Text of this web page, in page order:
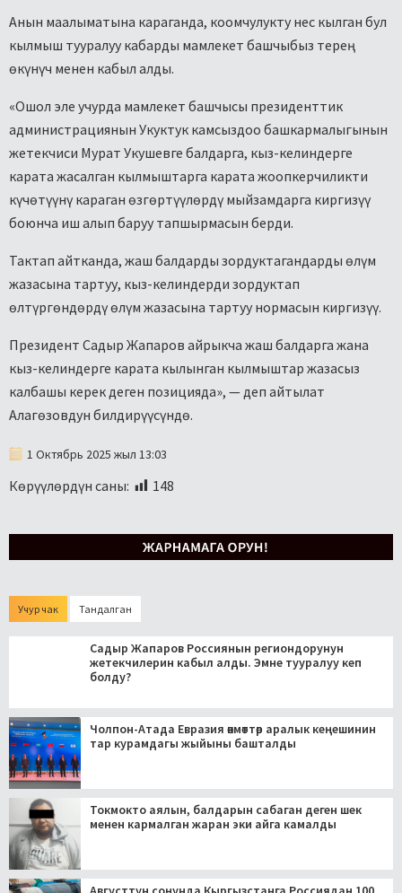
Анын маалыматына караганда, коомчулукту нес кылган бул
кылмыш тууралуу кабарды мамлекет башчыбыз терең
өкүнүч менен кабыл алды.
«Ошол эле учурда мамлекет башчысы президенттик
администрациянын Укуктук камсыздоо башкармалыгынын
жетекчиси Мурат Укушевге балдарга, кыз-келиндерге
карата жасалган кылмыштарга карата жоопкерчиликти
күчөтүүнү караган өзгөртүүлөрдү мыйзамдарга киргизүү
боюнча иш алып баруу тапшырмасын берди.
Тактап айтканда, жаш балдарды зордуктагандарды өлүм
жазасына тартуу, кыз-келиндерди зордуктап
өлтүргөндөрдү өлүм жазасына тартуу нормасын киргизүү.
Президент Садыр Жапаров айрыкча жаш балдарга жана
кыз-келиндерге карата кылынган кылмыштар жазасыз
калбашы керек деген позицияда», — деп айтылат
Алагөзовдун билдирүүсүндө.
1 Октябрь 2025 жыл 13:03
Көрүүлөрдүн саны: 148
Учур чак Тандалган
Садыр Жапаров Россиянын региондорунун
жетекчилерин кабыл алды. Эмне тууралуу кеп
болду?
Чолпон-Атада Евразия өкмөттөр аралык кеңешинин
тар курамдагы жыйыны башталды
Токмокто аялын, балдарын сабаган деген шек
менен кармалган жаран эки айга камалды